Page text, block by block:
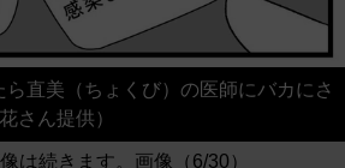
ら直美（ちょくび）の医師にバカにさ
さん提供）
は続きます。画像（6/30）